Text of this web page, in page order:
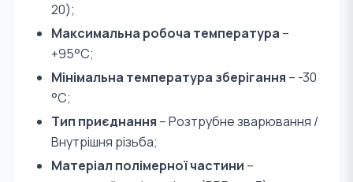
20);
Максимальна робоча температура –
+95°С;
Мінімальна температура зберігання – -30
°С;
Тип приєднання – Розтрубне зварювання /
Внутрішня різьба;
Матеріал полімерної частини –